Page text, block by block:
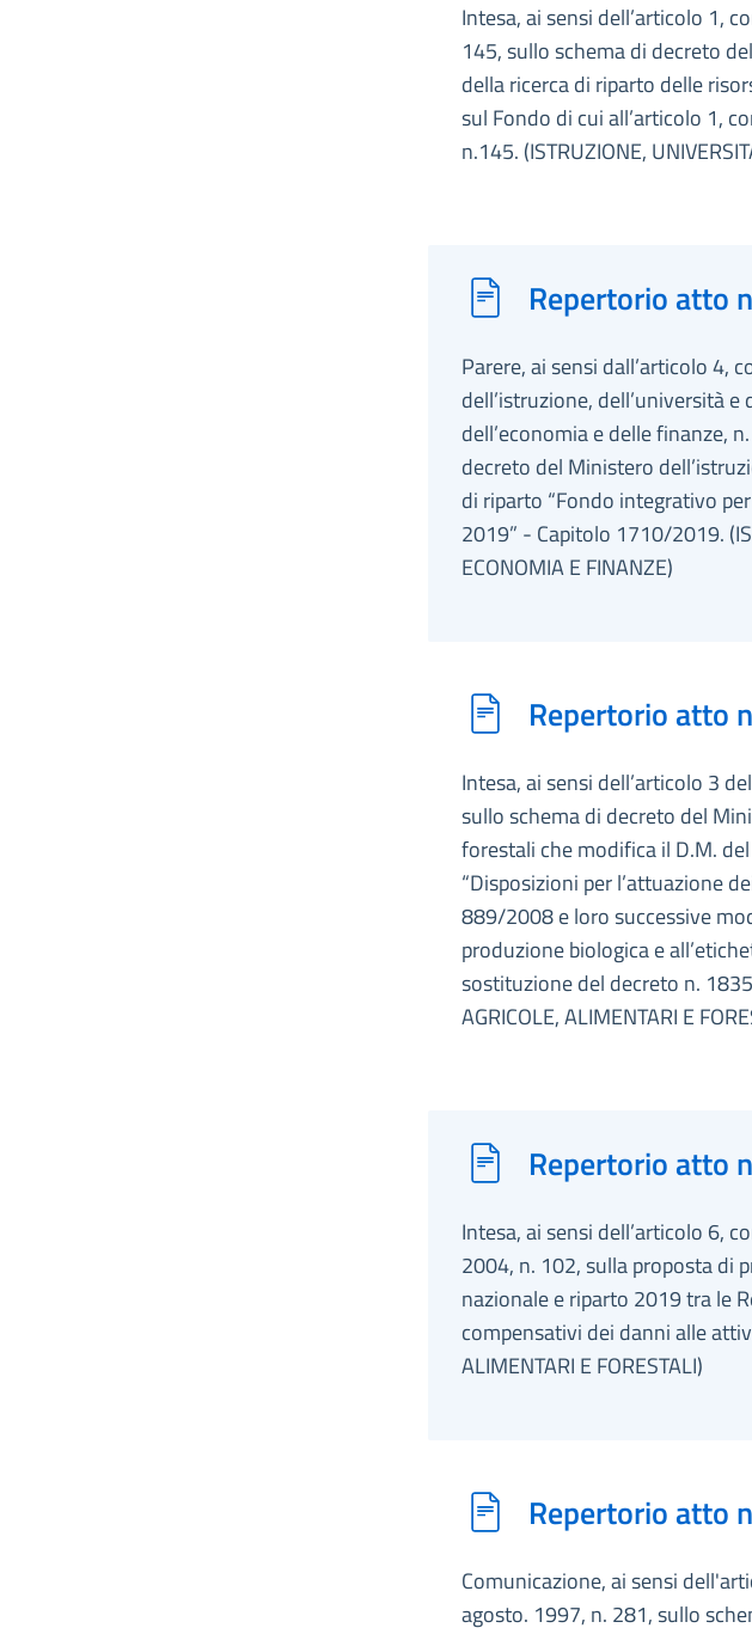
Intesa, ai sensi dell’articolo 1,
145, sullo schema di decreto
della ricerca di riparto delle
sul Fondo di cui all’articolo 1,
n.145. (ISTRUZIONE,
Repertorio atto
Parere, ai sensi dall’articolo 4,
dell’istruzione, dell’università
dell’economia e delle finanze,
decreto del Ministero
di riparto “Fondo integrativo
2019” - Capitolo 1710/2019.
ECONOMIA E FINANZE)
Repertorio atto
Intesa, ai sensi dell’articolo 3
sullo schema di decreto del
forestali che modifica il D.M.
“Disposizioni per l’attuazione
889/2008 e loro successive
produzione biologica e
sostituzione del decreto n.
AGRICOLE, ALIMENTARI E
Repertorio atto
Intesa, ai sensi dell’articolo 6,
2004, n. 102, sulla proposta di
nazionale e riparto 2019 tra le
compensativi dei danni alle
ALIMENTARI E FORESTALI)
Repertorio atto
Comunicazione, ai sensi
agosto. 1997, n. 281, sullo